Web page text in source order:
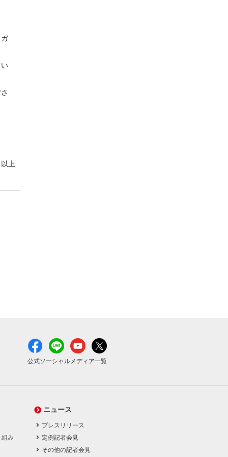
以上
公式ソーシャルメディア一覧
組み
ニュース
プレスリリース
定例記者会見
その他の記者会見